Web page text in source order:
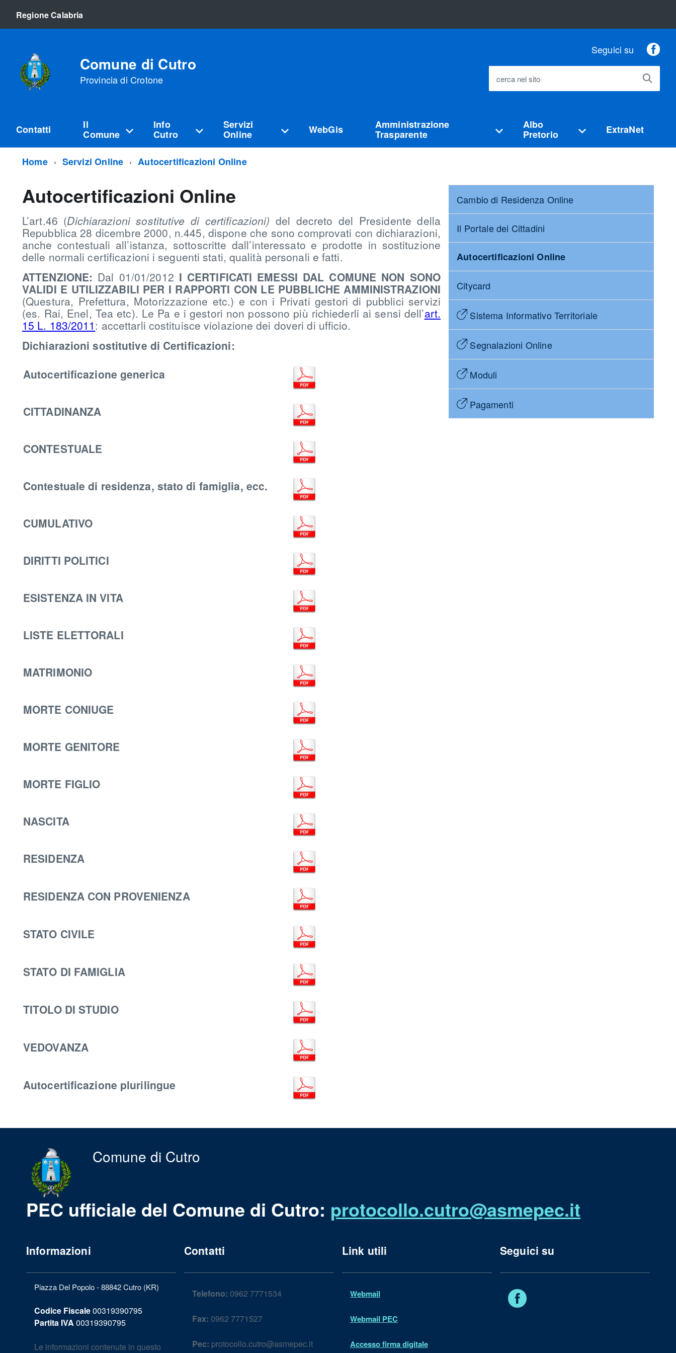
Regione Calabria
Comune di Cutro
Provincia di Crotone
Seguici su
cerca nel sito
Contatti Il
Comune
Info
Cutro
Servizi
Online WebGis Amministrazione
Trasparente
Albo
Pretorio ExtraNet
Home Servizi Online Autocertificazioni Online
Autocertificazioni Online
L’art.46 (Dichiarazioni sostitutive di certificazioni) del decreto del Presidente della
Repubblica 28 dicembre 2000, n.445, dispone che sono comprovati con dichiarazioni,
anche contestuali all’istanza, sottoscritte dall’interessato e prodotte in sostituzione
delle normali certificazioni i seguenti stati, qualità personali e fatti.
ATTENZIONE: Dal 01/01/2012 I CERTIFICATI EMESSI DAL COMUNE NON SONO
VALIDI E UTILIZZABILI PER I RAPPORTI CON LE PUBBLICHE AMMINISTRAZIONI
(Questura, Prefettura, Motorizzazione etc.) e con i Privati gestori di pubblici servizi
(es. Rai, Enel, Tea etc). Le Pa e i gestori non possono più richiederli ai sensi dell’art.
15 L. 183/2011: accettarli costituisce violazione dei doveri di ufficio.
Dichiarazioni sostitutive di Certificazioni:
Autocertificazione generica
CITTADINANZA
CONTESTUALE
Contestuale di residenza, stato di famiglia, ecc.
CUMULATIVO
DIRITTI POLITICI
ESISTENZA IN VITA
LISTE ELETTORALI
MATRIMONIO
MORTE CONIUGE
MORTE GENITORE
MORTE FIGLIO
NASCITA
RESIDENZA
RESIDENZA CON PROVENIENZA
STATO CIVILE
STATO DI FAMIGLIA
TITOLO DI STUDIO
VEDOVANZA
Autocertificazione plurilingue
Cambio di Residenza Online
Il Portale dei Cittadini
Autocertificazioni Online
Citycard
Sistema Informativo Territoriale
Segnalazioni Online
Moduli
Pagamenti
Comune di Cutro
PEC ufficiale del Comune di Cutro: protocollo.cutro@asmepec.it
Informazioni
Piazza Del Popolo - 88842 Cutro (KR)
Codice Fiscale00319390795
Partita IVA 00319390795
Le informazioni contenute in questo
Contatti
Telefono: 0962 7771534
Fax: 0962 7771527
Pec: protocollo.cutro@asmepec.it
Link utili
Webmail
Webmail PEC
Accesso firma digitale
Seguici su